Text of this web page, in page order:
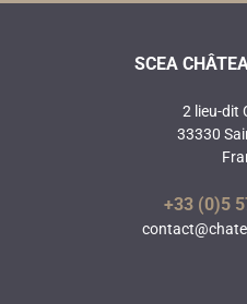
SCEA
2 lieu-dit
33330
+33 (0)5